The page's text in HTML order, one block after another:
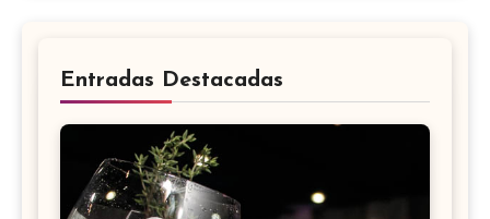
Entradas Destacadas